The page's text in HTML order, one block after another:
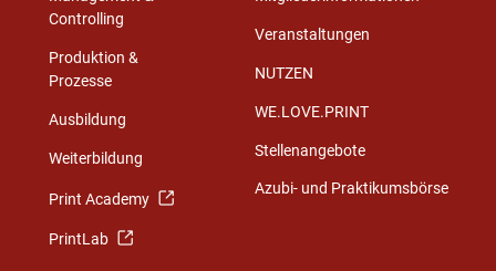
Controlling
Produktion &
Prozesse
Ausbildung
Weiterbildung
Print Academy
PrintLab
Veranstaltungen
NUTZEN
WE.LOVE.PRINT
Stellenangebote
Azubi- und Praktikumsbörse